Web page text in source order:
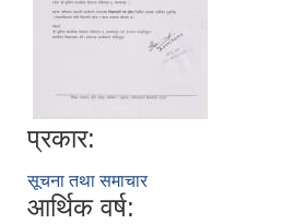
प्रकार:
सूचना तथा समाचार
आर्थिक वर्ष: